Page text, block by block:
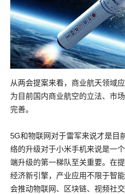
从两会提案来看，商业航天领域
为目前国内商业航空的立法、市
完善。
5G和物联网对于雷军来说才是目
络的升级对于小米手机来说是一
端升级的第一梯队至关重要。在
经济新引擎，产业应用不限于智
会推动物联网、区块链、视频社